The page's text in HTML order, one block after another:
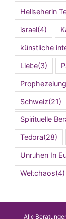
Hellseherin
israel(4)
künstliche
Liebe(3)
Schweiz(21)
Spirituelle
Tedora(28)
Unruhen In
Weltchaos(4)
Alle